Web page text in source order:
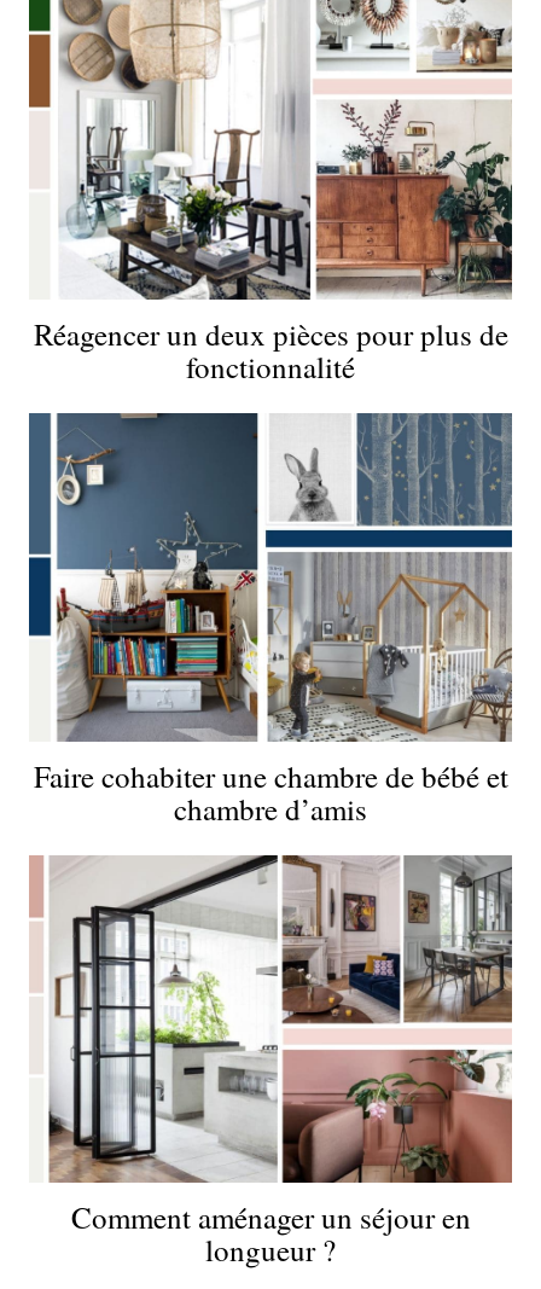
Réagencer un deux pièces pour plus de
fonctionnalité
Faire cohabiter une chambre de bébé et
chambre d’amis
Comment aménager un séjour en
longueur ?